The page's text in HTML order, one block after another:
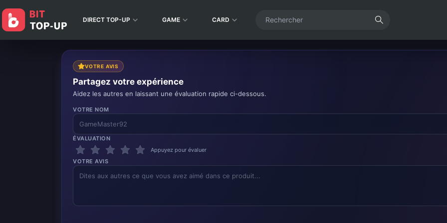
DIRECT TOP-UP GAME CARD
VOTRE AVIS
Partagez votre expérience
Aidez les autres en laissant une évaluation rapide ci-dessous.
VOTRE NOM
ÉVALUATION
Appuyez pour évaluer
VOTRE AVIS